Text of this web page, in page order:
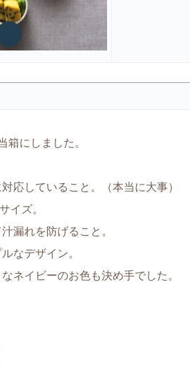
箱にしました。
応していること。（本当に大事）
イズ。
漏れを防げること。
なデザイン。
ネイビーのお色も決め手でした。